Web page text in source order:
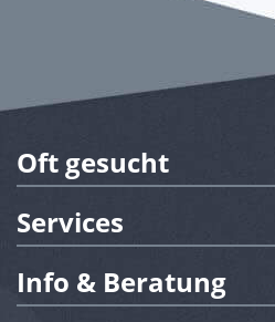
Oft gesucht
Services
Info & Beratung